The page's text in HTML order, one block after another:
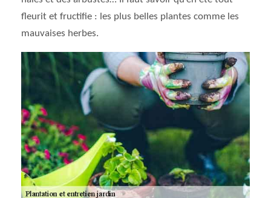
fleurit et fructifie : les plus belles plantes comme les
mauvaises herbes.